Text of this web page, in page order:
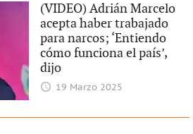
(VIDEO) Adrián Marcelo
acepta haber trabajado
para narcos; ‘Entiendo
cómo funciona el país’,
dijo
19 Marzo 2025